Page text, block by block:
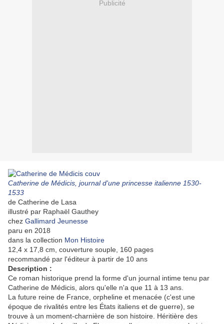
Publicité
Catherine de Médicis, journal d'une princesse italienne 1530-
1533
de Catherine de Lasa
illustré par Raphaël Gauthey
chez Gallimard Jeunesse
paru en 2018
dans la collection Mon Histoire
12,4 x 17,8 cm, couverture souple, 160 pages
recommandé par l'éditeur à partir de 10 ans
Description :
Ce roman historique prend la forme d'un journal intime tenu par
Catherine de Médicis, alors qu'elle n'a que 11 à 13 ans.
La future reine de France, orpheline et menacée (c'est une
époque de rivalités entre les États italiens et de guerre), se
trouve à un moment-charnière de son histoire. Héritière des